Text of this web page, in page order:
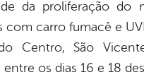
da proliferação do
com carro fumacê e
Centro, São
entre os dias 16 e 18